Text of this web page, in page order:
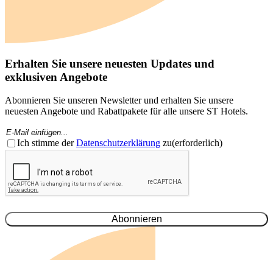
Erhalten Sie unsere neuesten Updates und
exklusiven Angebote
Abonnieren Sie unseren Newsletter und erhalten Sie unsere
neuesten Angebote und Rabattpakete für alle unsere ST Hotels.
E-
Mail(Erforderlich)
Einwilligung(erforderlich)
Ich stimme derDatenschutzerklärung zu(erforderlich)
CAPTCHA